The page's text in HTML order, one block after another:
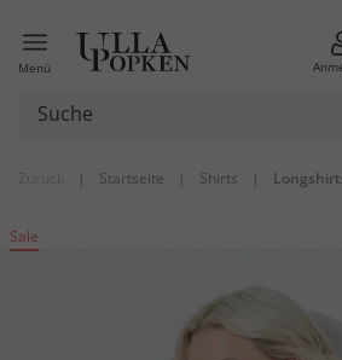
Menü
| Startseite | Shirts |
Sale